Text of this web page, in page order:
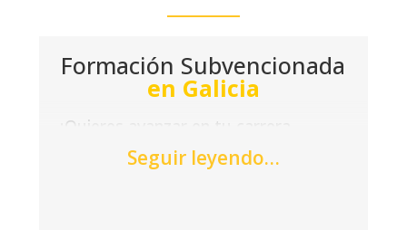
Formación Subvencionada
en Galicia
¿Quieres avanzar en tu carrera
profesional sin coste alguno? Dirígete
a las oficinas de Acción Laboral para
Seguir leyendo…